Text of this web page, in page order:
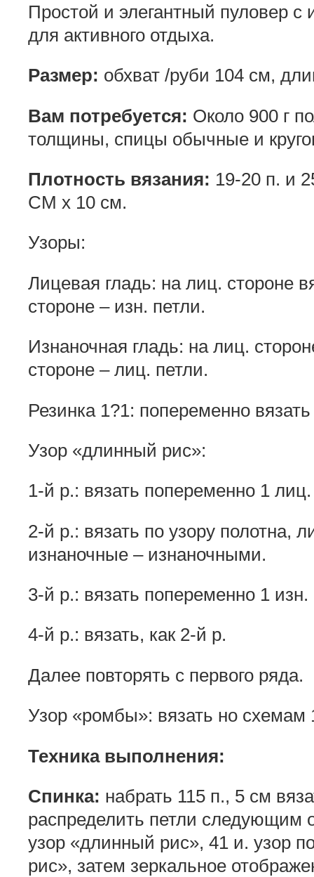
Простой и элегантный пуловер с
для активного отдыха.
Размер: обхват /руби 104 см,
Вам потребуется: Около 900 г
толщины, спицы обычные и
Плотность вязания: 19-20 п. и
СМ х 10 см.
Узоры:
Лицевая гладь: на лиц. стороне
стороне – изн. петли.
Изнаночная гладь: на лиц.
стороне – лиц. петли.
Резинка 1?1: попеременно
Узор «длинный рис»:
1-й р.: вязать попеременно 1
2-й р.: вязать по узору полотна,
изнаночные – изнаночными.
3-й р.: вязать попеременно 1
4-й р.: вязать, как 2-й р.
Далее повторять с первого ряда.
Узор «ромбы»: вязать но схемам
Техника выполнения:
Спинка: набрать 115 п., 5 см
распределить петли следующим
узор «длинный рис», 41 и. узор
рис», затем зеркальное